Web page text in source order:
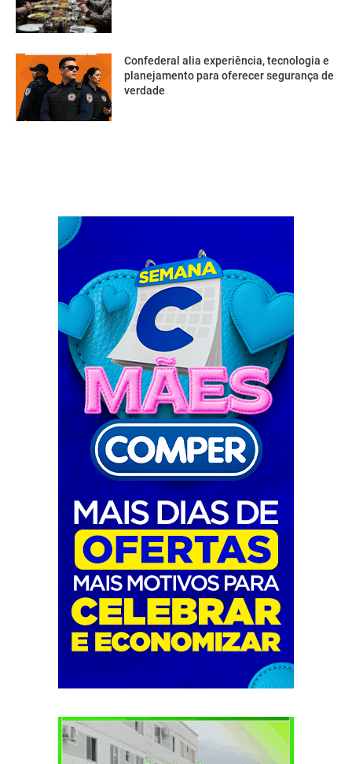
Confederal alia experiência, tecnologia e
planejamento para oferecer segurança de
verdade